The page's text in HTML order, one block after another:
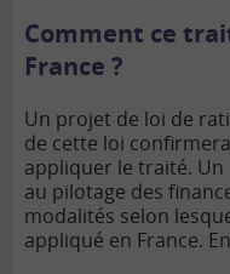
Comment ce
France ?
Un projet de loi de
de cette loi
appliquer le traité.
au pilotage des
modalités selon
appliqué en France.